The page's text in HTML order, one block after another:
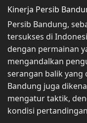
Kinerja Persib
Persib Bandung,
tersukses di
dengan permainan
mengandalkan
serangan balik yang
Bandung juga
mengatur taktik,
kondisi